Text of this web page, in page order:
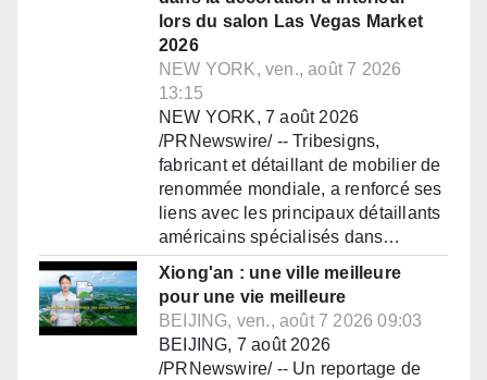
lors du salon Las Vegas Market
2026
NEW YORK, ven., août 7 2026
13:15
NEW YORK, 7 août 2026
/PRNewswire/ -- Tribesigns,
fabricant et détaillant de mobilier de
renommée mondiale, a renforcé ses
liens avec les principaux détaillants
américains spécialisés dans…
Xiong'an : une ville meilleure
pour une vie meilleure
BEIJING, ven., août 7 2026 09:03
BEIJING, 7 août 2026
/PRNewswire/ -- Un reportage de